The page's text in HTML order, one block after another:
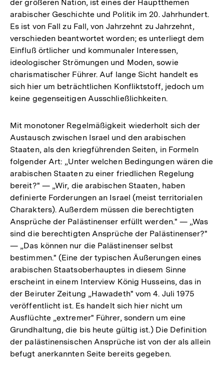
der größeren Nation, ist eines der Hauptthemen
arabischer Geschichte und Politik im 20. Jahrhundert.
Es ist von Fall zu Fall, von Jahrzehnt zu Jahrzehnt,
verschieden beantwortet worden; es unterliegt dem
Einfluß örtlicher und kommunaler Interessen,
ideologischer Strömungen und Moden, sowie
charismatischer Führer. Auf lange Sicht handelt es
sich hier um beträchtlichen Konfliktstoff, jedoch um
keine gegenseitigen Ausschließlichkeiten.
Mit monotoner Regelmäßigkeit wiederholt sich der
Austausch zwischen Israel und den arabischen
Staaten, als den kriegführenden Seiten, in Formeln
folgender Art: „Unter welchen Bedingungen wären die
arabischen Staaten zu einer friedlichen Regelung
bereit?" — „Wir, die arabischen Staaten, haben
definierte Forderungen an Israel (meist territorialen
Charakters). Außerdem müssen die berechtigten
Ansprüche der Palästinenser erfüllt werden." — „Was
sind die berechtigten Ansprüche der Palästinenser?"
— „Das können nur die Palästinenser selbst
bestimmen." (Eine der typischen Äußerungen eines
arabischen Staatsoberhauptes in diesem Sinne
erscheint in einem Interview König Husseins, das in
der Beiruter Zeitung „Hawadeth" vom 4. Juli 1975
veröffentlicht ist. Es handelt sich hier nicht um
Ausflüchte „extremer" Führer, sondern um eine
Grundhaltung, die bis heute gültig ist.) Die Definition
der palästinensischen Ansprüche ist von der als allein
befugt anerkannten Seite bereits gegeben.